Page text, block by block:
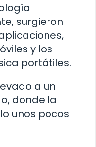
surgieron
y los
portátiles.
a un
donde la
unos pocos